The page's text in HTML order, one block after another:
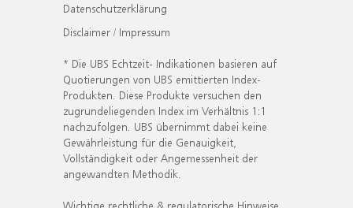
Datenschutzerklärung
Disclaimer / Impressum
* Die UBS Echtzeit- Indikationen basieren auf
Quotierungen von UBS emittierten Index-
Produkten. Diese Produkte versuchen den
zugrundeliegenden Index im Verhältnis 1:1
nachzufolgen. UBS übernimmt dabei keine
Gewährleistung für die Genauigkeit,
Vollständigkeit oder Angemessenheit der
angewandten Methodik.